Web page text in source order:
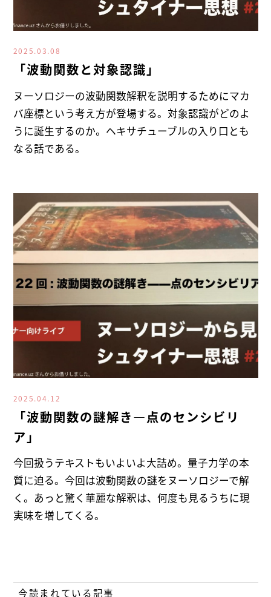
2025.03.08
「波動関数と対象認識」
ヌーソロジーの波動関数解釈を説明するためにマカ
バ座標という考え方が登場する。対象認識がどのよ
うに誕生するのか。ヘキサチューブルの入り口とも
なる話である。
2025.04.12
「波動関数の謎解き―点のセンシビリ
ア」
今回扱うテキストもいよいよ大詰め。量子力学の本
質に迫る。今回は波動関数の謎をヌーソロジーで解
く。あっと驚く華麗な解釈は、何度も見るうちに現
実味を増してくる。
今読まれている記事